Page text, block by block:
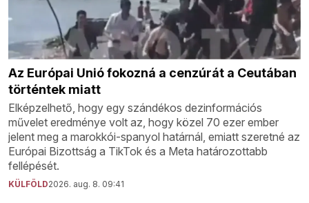
Az Európai Unió fokozná a cenzúrát a Ceutában
történtek miatt
Elképzelhető, hogy egy szándékos dezinformációs
művelet eredménye volt az, hogy közel 70 ezer ember
jelent meg a marokkói-spanyol határnál, emiatt szeretné az
Európai Bizottság a TikTok és a Meta határozottabb
fellépését.
KÜLFÖLD2026. aug. 8. 09:41